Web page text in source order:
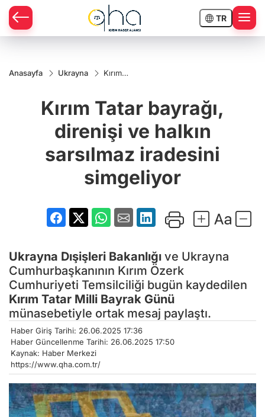
TR
Anasayfa Ukrayna
Kırım
direnişi
ve halkın
iradesini
simgeliyor
Kırım Tatar bayrağı,
direnişi ve halkın
sarsılmaz iradesini
simgeliyor
Ukrayna Dışişleri Bakanlığı ve Ukrayna
Cumhurbaşkanının Kırım Özerk
Cumhuriyeti Temsilciliği bugün kaydedilen
Kırım Tatar Milli Bayrak Günü
münasebetiyle ortak mesaj paylaştı.
Haber Giriş Tarihi: 26.06.2025 17:36
Haber Güncellenme Tarihi: 26.06.2025 17:50
Kaynak: Haber Merkezi
https://www.qha.com.tr/